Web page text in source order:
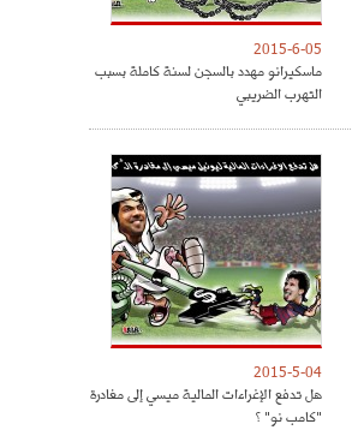
2015-6-05
ماسكيرانو مهدد بالسجن لسنة كاملة بسبب
التهرب الضريبي
2015-5-04
هل تدفع الإغراءات المالية ميسي إلى مغادرة
"كامب نو" ؟